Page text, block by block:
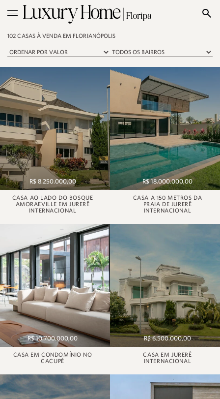
102 CASAS À VENDA EM FLORIANÓPOLIS
R$ 8.250.000,00
CASA AO LADO DO BOSQUE
AMORAEVILLE EM JURERÊ
INTERNACIONAL
R$ 18.000.000,00
CASA A 150 METROS DA
PRAIA DE JURERÊ
INTERNACIONAL
R$ 10.700.000,00
CASA EM CONDOMÍNIO NO
CACUPÉ
R$ 6.500.000,00
CASA EM JURERÊ
INTERNACIONAL